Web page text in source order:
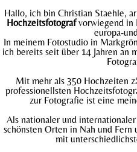
Hallo, ich bin Christian Staehle,
Hochzeitsfotografvorwiegend in
europa-
In meinem Fotostudio in
ich bereits seit über 14 Jahren an
Mit mehr als 350 Hochzeiten
professionellsten
zur Fotografie ist eine
Als nationaler und internationaler
schönsten Orten in Nah und
mit